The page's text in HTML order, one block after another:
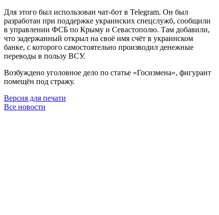
Для этого был использован чат-бот в Telegram. Он был
разработан при поддержке украинских спецслужб, сообщили
в управлении ФСБ по Крыму и Севастополю. Там добавили,
что задержанный открыл на своё имя счёт в украинском
банке, с которого самостоятельно производил денежные
переводы в пользу ВСУ.
Возбуждено уголовное дело по статье «Госизмена», фигурант
помещён под стражу.
Версия для печати
Все новости